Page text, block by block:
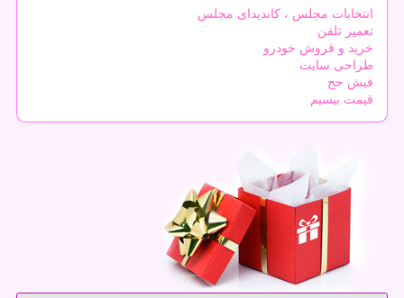
انتخابات مجلس ، کاندیدای مجلس
تعمیر تلفن
خرید و فروش خودرو
طراحی سایت
فیش حج
قیمت بیسیم